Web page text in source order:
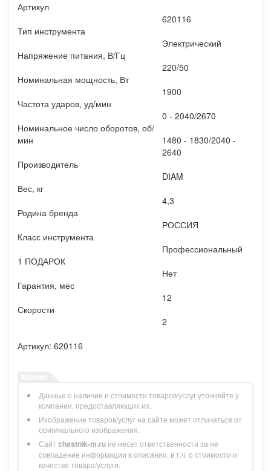
Артикул
620116
Тип инструмента
Электрический
Напряжение питания, В/Гц
220/50
Номинальная мощность, Вт
1900
Частота ударов, уд/мин
0 - 2040/2670
Номинальное число оборотов, об/
мин
1480 - 1830/2040 -
2640
Производитель
DIAM
Вес, кг
4,3
Родина бренда
РОССИЯ
Класс инструмента
Профессиональный
1 ПОДАРОК
Нет
Гарантия, мес
12
Скорости
2
Артикул: 620116
Данные о наличии и стоимости товаров/услуг уточняйте у
компании, предоставляющих их.
Изображение товаров/услуг на сайте может отличаться от
оригинального изображения.
Сайт chastnik-m.ru не несет ответственности за не
совпадение информации в описании, в т.ч. о стоимости и
качестве товара/услуги.